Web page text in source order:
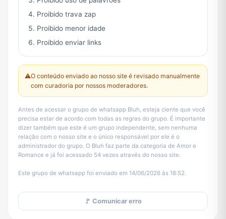
Proibido trava zap
Proibido menor idade
Proibido enviar links
⚠️O conteúdo enviado ao nosso site é revisado manualmente
com curadoria por nossos moderadores.
Antes de acessar o grupo de whatsapp Bluh, esteja ciente que você
precisa estar de acordo com todas as regras do grupo. É importante
dizer também que este é um grupo independente, sem nenhuma
relação com o nosso site e o único responsável por ele é o
administrador do grupo. O Bluh faz parte da categoria de Amor e
Romance e já foi acessado 54 vezes através do nosso site.
Este grupo de whatsapp foi enviado em 14/06/2026 às 18:52.
🚩 Comunicar erro